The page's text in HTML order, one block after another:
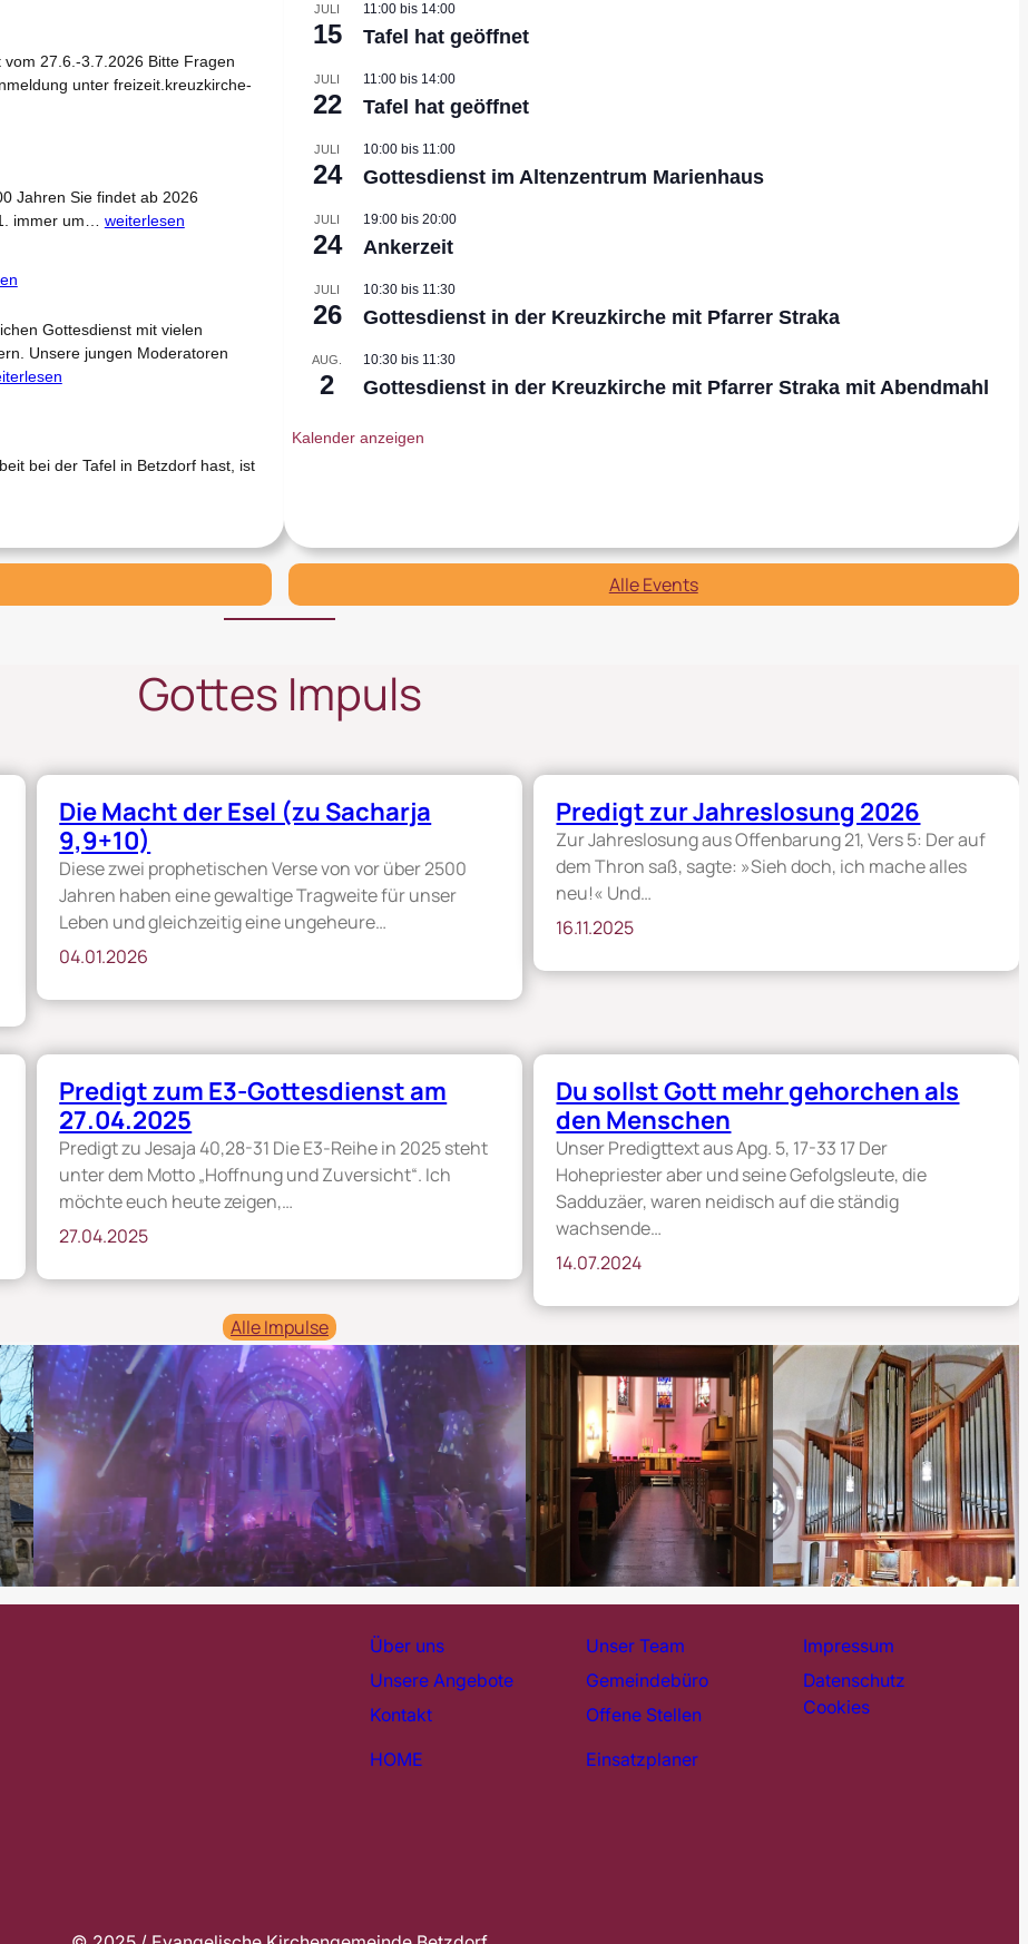
27.6.-3.7.2026 Bitte Fragen
unter freizeit.kreuzkirche-
Jahren Sie findet ab 2026
immer um… H
i
c
n
d
u
E
L
Z
E
I
T
weiterlesen
Gottesdienst mit vielen
Unsere jungen Moderatoren
bei der Tafel in Betzdorf hast, ist
JULI
15
11:00bis 14:00
Tafel hat geöffnet
JULI
22
11:00bis 14:00
Tafel hat geöffnet
JULI
24
10:00bis 11:00
Gottesdienst im Altenzentrum Marienhaus
JULI
24
19:00bis 20:00
Ankerzeit
JULI
26
10:30bis 11:30
Gottesdienst in der Kreuzkirche mit Pfarrer Straka
AUG.
2
10:30bis 11:30
Gottesdienst in der Kreuzkirche mit Pfarrer Straka mit Abendmahl
Kalender anzeigen
Alle Events
Gottes Impuls
Die Macht der Esel (zu Sacharja
9,9+10)
Diese zwei prophetischen Verse von vor über 2500
Jahren haben eine gewaltige Tragweite für unser
Leben und gleichzeitig eine ungeheure…
04.01.2026
Predigt zur Jahreslosung 2026
Zur Jahreslosung aus Offenbarung 21, Vers 5: Der auf
dem Thron saß, sagte: »Sieh doch, ich mache alles
neu!« Und…
16.11.2025
Predigt zum E3-Gottesdienst am
27.04.2025
Predigt zu Jesaja 40,28-31 Die E3-Reihe in 2025 steht
unter dem Motto „Hoffnung und Zuversicht“. Ich
möchte euch heute zeigen,…
27.04.2025
Du sollst Gott mehr gehorchen als
den Menschen
Unser Predigttext aus Apg. 5, 17-33 17 Der
Hohepriester aber und seine Gefolgsleute, die
Sadduzäer, waren neidisch auf die ständig
wachsende…
14.07.2024
Alle Impulse
Über uns
Unsere Angebote
Kontakt
HOME
Unser Team
Gemeindebüro
Offene Stellen
Einsatzplaner
Impressum
Datenschutz
Cookies